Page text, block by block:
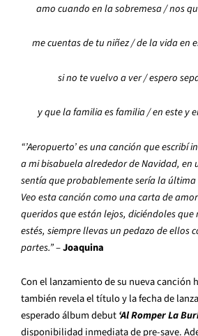
amo cuando en la sobremesa / nos
me cuentas de tu niñez / de la vida en
si no te vuelvo a ver / espero
y que la familia es familia / en este y
“’Aeropuerto’ es una canción que escribí
a mi bisabuela alrededor de Navidad, en
sentía que probablemente sería la última
Veo esta canción como una carta de
queridos que están lejos, diciéndoles
estés, siempre llevas un pedazo de ellos
partes.”–Joaquina
Con el lanzamiento de su nueva canción
también revela el título y la fecha de
esperado álbum debut‘Al Romper La
disponibilidad inmediata de pre-save.